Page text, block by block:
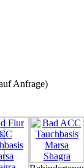
Anfrage)